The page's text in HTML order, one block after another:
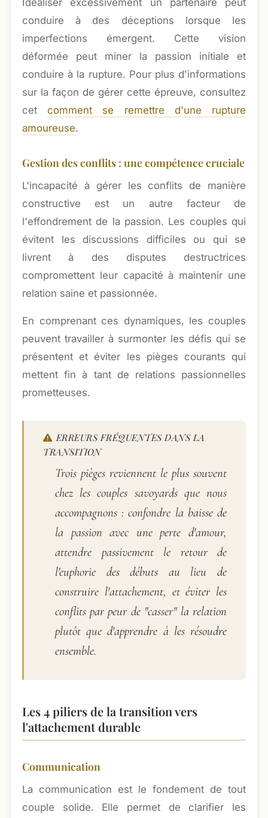
Idéaliser excessivement un partenaire peut
conduire à des déceptions lorsque les
imperfections émergent. Cette vision
déformée peut miner la passion initiale et
conduire à la rupture. Pour plus d'informations
sur la façon de gérer cette épreuve, consultez
cetcomment se remettre d'une rupture
amoureuse.
Gestion des conflits : une compétence cruciale
L'incapacité à gérer les conflits de manière
constructive est un autre facteur de
l'effondrement de la passion. Les couples qui
évitent les discussions difficiles ou qui se
livrent à des disputes destructrices
compromettent leur capacité à maintenir une
relation saine et passionnée.
En comprenant ces dynamiques, les couples
peuvent travailler à surmonter les défis qui se
présentent et éviter les pièges courants qui
mettent fin à tant de relations passionnelles
prometteuses.
ERREURS FRÉQUENTES DANS LA
TRANSITION
Trois pièges reviennent le plus souvent
chez les couples savoyards que nous
accompagnons : confondre la baisse de
la passion avec une perte d'amour,
attendre passivement le retour de
l'euphorie des débuts au lieu de
construire l'attachement, et éviter les
conflits par peur de "casser" la relation
plutôt que d'apprendre à les résoudre
ensemble.
Les 4 piliers de la transition vers
l'attachement durable
Communication
La communication est le fondement de tout
couple solide. Elle permet de clarifier les